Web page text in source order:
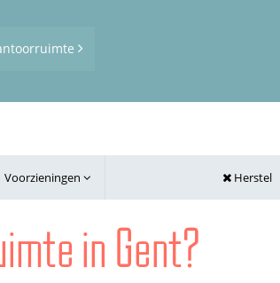
Voorzieningen Herstel
in Gent?